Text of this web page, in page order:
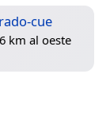
cue
km al oeste